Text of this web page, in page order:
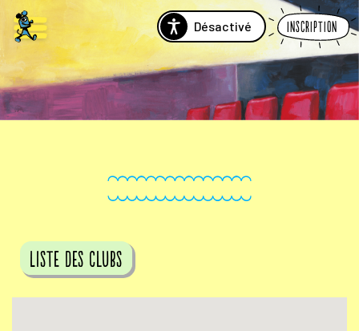
Désactivé Inscription
Liste des clubs